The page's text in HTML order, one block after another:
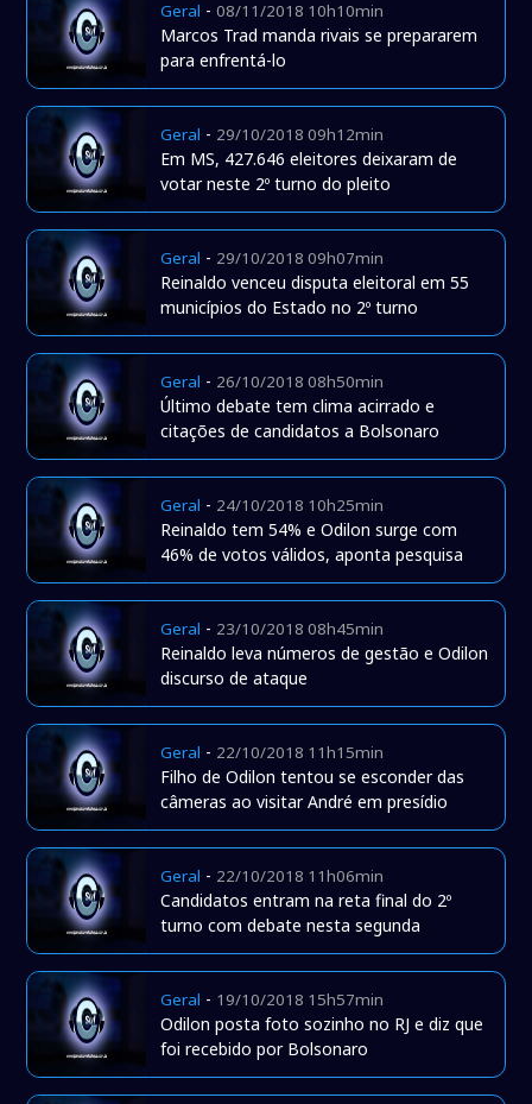
Geral -08/11/2018 10h10min
Marcos Trad manda rivais se prepararem
para enfrentá-lo
Geral - 29/10/2018 09h12min
Em MS, 427.646 eleitores deixaram de
votar neste 2º turno do pleito
Geral - 29/10/2018 09h07min
Reinaldo venceu disputa eleitoral em 55
municípios do Estado no 2º turno
Geral - 26/10/2018 08h50min
Último debate tem clima acirrado e
citações de candidatos a Bolsonaro
Geral - 24/10/2018 10h25min
Reinaldo tem 54% e Odilon surge com
46% de votos válidos, aponta pesquisa
Geral - 23/10/2018 08h45min
Reinaldo leva números de gestão e Odilon
discurso de ataque
Geral - 22/10/2018 11h15min
Filho de Odilon tentou se esconder das
câmeras ao visitar André em presídio
Geral - 22/10/2018 11h06min
Candidatos entram na reta final do 2º
turno com debate nesta segunda
Geral - 19/10/2018 15h57min
Odilon posta foto sozinho no RJ e diz que
foi recebido por Bolsonaro